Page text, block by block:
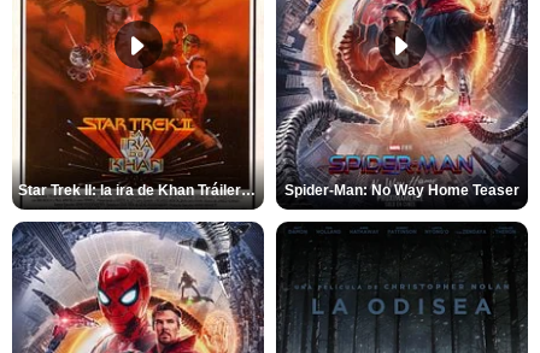
Star Trek II: la ira de Khan Tráiler VO Spider-Man: No Way Home Teaser